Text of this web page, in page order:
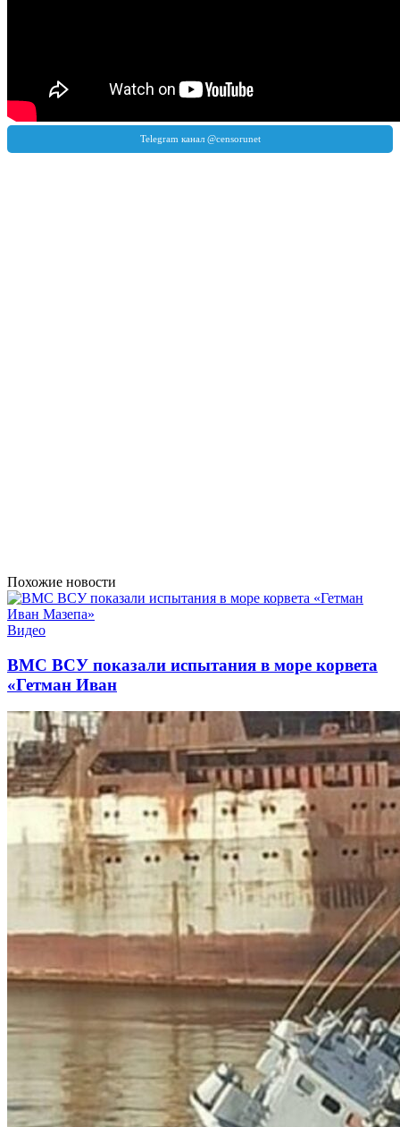
Похожие новости
Видео
ВМС ВСУ показали испытания в море корвета
«Гетман Иван